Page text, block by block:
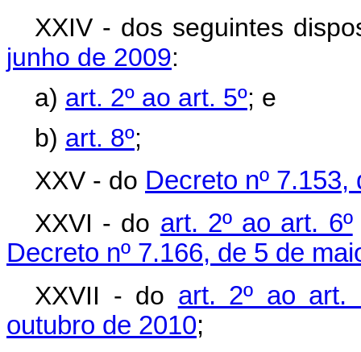
XXIV - dos seguintes
junho de 2009:
a) art. 2º ao art. 5º; e
b) art. 8º;
XXV - do Decreto nº
XXVI - do art. 2º ao art. 6º
Decreto nº 7.166, de 5 de
XXVII - do art. 2º ao art.
outubro de 2010;